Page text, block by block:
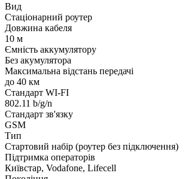
Вид
Стаціонарний роутер
Довжина кабеля
10 м
Ємність аккумулятору
Без акумулятора
Максимальна відстань передачі
до 40 км
Стандарт WI-FI
802.11 b/g/n
Стандарт зв'язку
GSM
Тип
Стартовий набір (роутер без підключення)
Підтримка операторів
Київстар, Vodafone, Lifecell